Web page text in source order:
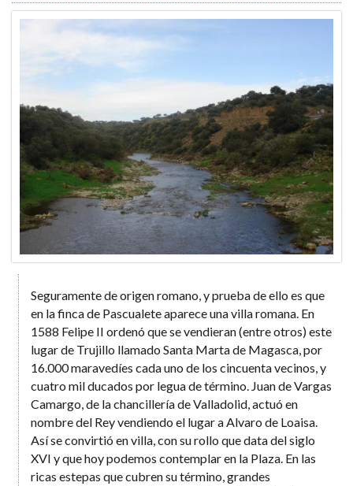
Seguramente de origen romano, y prueba de ello es que
en la finca de Pascualete aparece una villa romana. En
1588 Felipe II ordenó que se vendieran (entre otros) este
lugar de Trujillo llamado Santa Marta de Magasca, por
16.000 maravedíes cada uno de los cincuenta vecinos, y
cuatro mil ducados por legua de término. Juan de Vargas
Camargo, de la chancillería de Valladolid, actuó en
nombre del Rey vendiendo el lugar a Alvaro de Loaisa.
Así se convirtió en villa, con su rollo que data del siglo
XVI y que hoy podemos contemplar en la Plaza. En las
ricas estepas que cubren su término, grandes